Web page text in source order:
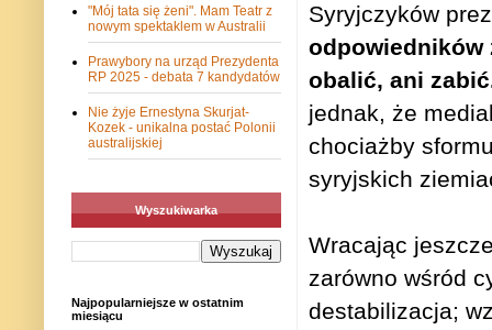
Syryjczyków
odpowiedników
obalić, ani
jednak, że
chociażby
syryjskich
Wracając
zarówno wśród
destabilizacja;
"Mój tata się żeni". Mam Teatr z
nowym spektaklem w Australii
Prawybory na urząd Prezydenta
RP 2025 - debata 7 kandydatów
Nie żyje Ernestyna Skurjat-
Kozek - unikalna postać Polonii
australijskiej
Wyszukiwarka
Najpopularniejsze w ostatnim
miesiącu